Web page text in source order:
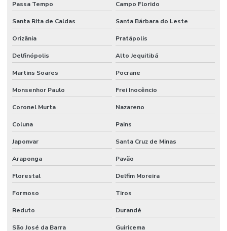
Passa Tempo Campo Florido
Santa Rita de Caldas Santa Bárbara do Leste
Orizânia Pratápolis
Delfinópolis Alto Jequitibá
Martins Soares Pocrane
Monsenhor Paulo Frei Inocêncio
Coronel Murta Nazareno
Coluna Pains
Japonvar Santa Cruz de Minas
Araponga Pavão
Florestal Delfim Moreira
Formoso Tiros
Reduto Durandé
São José da Barra Guiricema